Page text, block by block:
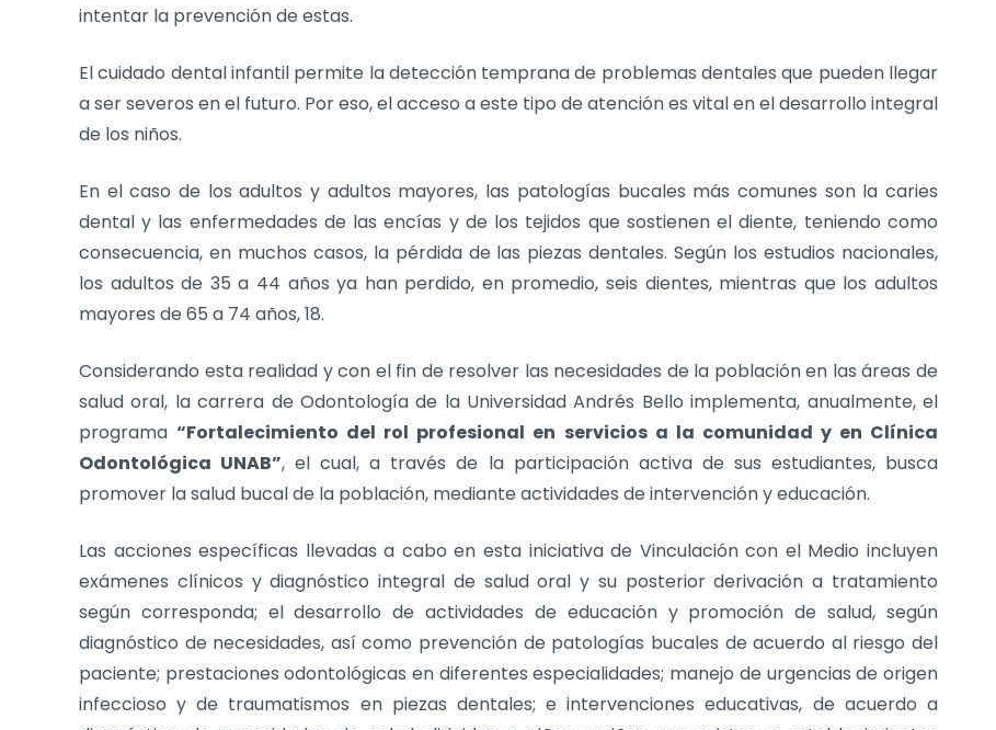
intentar la prevención de estas.
El cuidado dental infantil permite la detección temprana de problemas dentales que pueden llegar
a ser severos en el futuro. Por eso, el acceso a este tipo de atención es vital en el desarrollo integral
de los niños.
En el caso de los adultos y adultos mayores, las patologías bucales más comunes son la caries
dental y las enfermedades de las encías y de los tejidos que sostienen el diente, teniendo como
consecuencia, en muchos casos, la pérdida de las piezas dentales. Según los estudios nacionales,
los adultos de 35 a 44 años ya han perdido, en promedio, seis dientes, mientras que los adultos
mayores de 65 a 74 años, 18.
Considerando esta realidad y con el fin de resolver las necesidades de la población en las áreas de
salud oral, la carrera de Odontología de la Universidad Andrés Bello implementa, anualmente, el
programa“Fortalecimiento del rol profesional en servicios a la comunidad y en Clínica
Odontológica UNAB”, el cual, a través de la participación activa de sus estudiantes, busca
promover la salud bucal de la población, mediante actividades de intervención y educación.
Las acciones específicas llevadas a cabo en esta iniciativa de Vinculación con el Medio incluyen
exámenes clínicos y diagnóstico integral de salud oral y su posterior derivación a tratamiento
según corresponda; el desarrollo de actividades de educación y promoción de salud, según
diagnóstico de necesidades, así como prevención de patologías bucales de acuerdo al riesgo del
paciente; prestaciones odontológicas en diferentes especialidades; manejo de urgencias de origen
infeccioso y de traumatismos en piezas dentales; e intervenciones educativas, de acuerdo a